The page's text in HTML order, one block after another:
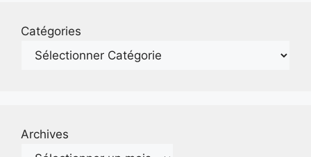
Catégories
Archives